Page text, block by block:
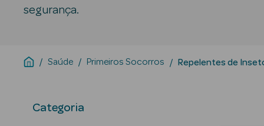
segurança.
Saúde Primeiros Socorros Repelentes de
Categoria